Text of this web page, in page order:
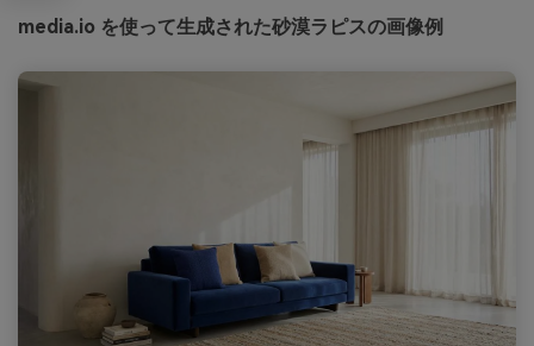
media.io を使って生成された砂漠ラピスの画像例